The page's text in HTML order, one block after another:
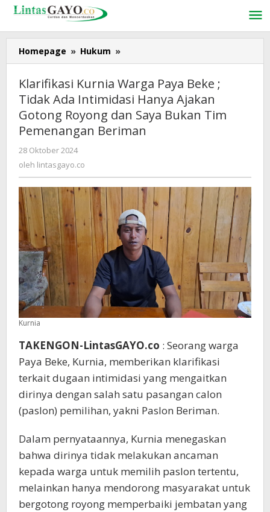
Lewati
konten
Homepage » Hukum »
Kurnia
Paya
Beke
;
Tidak
Ajakan
Gotong
Royong
dan
Saya
Bukan
Tim
Pemenangan
Beriman
Klarifikasi Kurnia Warga Paya Beke ;
Tidak Ada Intimidasi Hanya Ajakan
Gotong Royong dan Saya Bukan Tim
Pemenangan Beriman
28 Oktober 2024
lintasgayo.co
oleh lintasgayo.co
Kurnia
TAKENGON-LintasGAYO.co : Seorang warga
Paya Beke, Kurnia, memberikan klarifikasi
terkait dugaan intimidasi yang mengaitkan
dirinya dengan salah satu pasangan calon
(paslon) pemilihan, yakni Paslon Beriman.
Dalam pernyataannya, Kurnia menegaskan
bahwa dirinya tidak melakukan ancaman
kepada warga untuk memilih paslon tertentu,
melainkan hanya mendorong masyarakat untuk
bergotong royong memperbaiki jembatan yang